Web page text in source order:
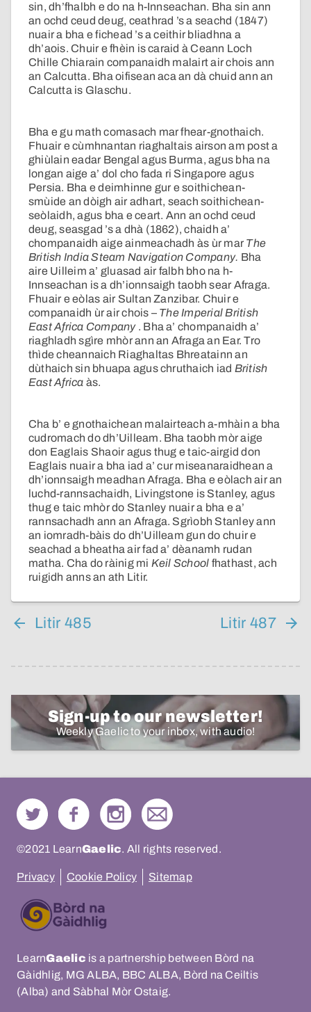
sin, dh’fhalbh e do na h-Innseachan. Bha sin ann
an ochd ceud deug, ceathrad ’s a seachd (1847)
nuair a bha e fichead ’s a ceithir bliadhna a
dh’aois. Chuir e fhèin is caraid à Ceann Loch
Chille Chiarain companaidh malairt air chois ann
an Calcutta. Bha oifisean aca an dà chuid ann an
Calcutta is Glaschu.
Bha e gu math comasach mar fhear-gnothaich.
Fhuair e cùmhnantan riaghaltais airson am post a
ghiùlain eadar Bengal agus Burma, agus bha na
longan aige a’ dol cho fada ri Singapore agus
Persia. Bha e deimhinne gur e soithichean-
smùide an dòigh air adhart, seach soithichean-
seòlaidh, agus bha e ceart. Ann an ochd ceud
deug, seasgad ’s a dhà (1862), chaidh a’
chompanaidh aige ainmeachadh às ùr mar The
British India Steam Navigation Company. Bha
aire Uilleim a’ gluasad air falbh bho na h-
Innseachan is a dh’ionnsaigh taobh sear Afraga.
Fhuair e eòlas air Sultan Zanzibar. Chuir e
companaidh ùr air chois – The ImperialBritish
East Africa Company. Bha a’ chompanaidh a’
riaghladh sgìre mhòr ann an Afraga an Ear. Tro
thìde cheannaich Riaghaltas Bhreatainn an
dùthaich sin bhuapa agus chruthaich iad British
East Africa às.
Cha b’ e gnothaichean malairteach a-mhàin a bha
cudromach do dh’Uilleam. Bha taobh mòr aige
don Eaglais Shaoir agus thug e taic-airgid don
Eaglais nuair a bha iad a’ cur miseanaraidhean a
dh’ionnsaigh meadhan Afraga. Bha e eòlach air an
luchd-rannsachaidh, Livingstone is Stanley, agus
thug e taic mhòr do Stanley nuair a bha e a’
rannsachadh ann an Afraga. Sgrìobh Stanley ann
an iomradh-bàis do dh’Uilleam gun do chuir e
seachad a bheatha air fad a’ dèanamh rudan
matha. Cha do ràinig mi Keil School fhathast, ach
ruigidh anns an ath Litir.
Litir 485 Litir 487
Sign-up to our newsletter!
Weekly Gaelic to your inbox, with audio!
©2021 LearnGaelic. All rights reserved.
Privacy Cookie Policy Sitemap
LearnGaelic is a partnership between Bòrd na
Gàidhlig, MG ALBA, BBC ALBA, Bòrd na Ceiltis
(Alba) and Sàbhal Mòr Ostaig.